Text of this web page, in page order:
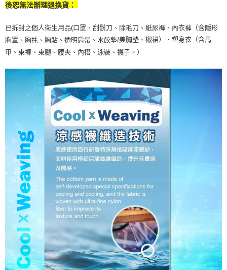
後恕無法辦理退換貨：
已拆封之個人衛生用品(口罩、刮鬍刀、除毛刀、紙尿褲、內衣褲（含隱形
胸罩、胸扥、胸貼、透明肩帶、水餃墊/美胸墊、襯裙）、塑身衣（含馬
甲、束褲、束腿、腰夾、內搭、泳裝、襪子。）